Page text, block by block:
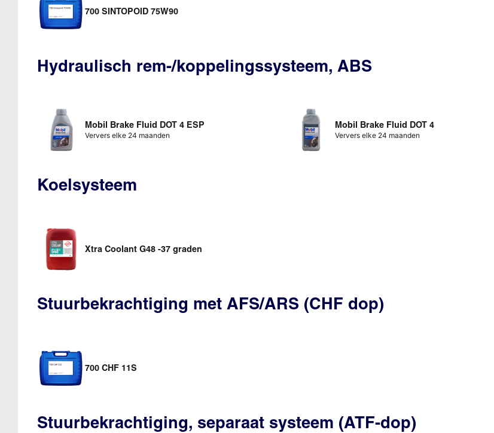
700 SINTOPOID 75W90
Hydraulisch rem-/koppelingssysteem, ABS
Mobil Brake Fluid DOT 4 ESP
Ververs elke 24 maanden
Mobil Brake Fluid DOT 4
Ververs elke 24 maanden
Koelsysteem
Xtra Coolant G48 -37 graden
Stuurbekrachtiging met AFS/ARS (CHF dop)
700 CHF 11S
Stuurbekrachtiging, separaat systeem (ATF-dop)